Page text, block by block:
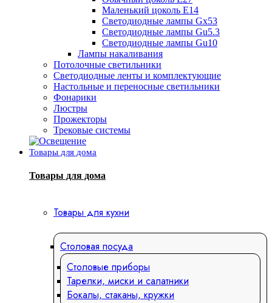
Маленький цоколь Е14
Светодиодные лампы Gx53
Светодиодные лампы Gu5.3
Светодиодные лампы Gu10
Лампы накаливания
Потолочные светильники
Светодиодные ленты и комплектующие
Настольные и переносные светильники
Фонарики
Люстры
Прожекторы
Трековые системы
Товары для дома
Товары для дома
Товары для кухни
Столовая посуда
Столовые приборы
Тарелки, миски и салатники
Бокалы, стаканы, кружки